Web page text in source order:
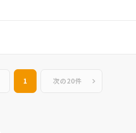
1 次の20件